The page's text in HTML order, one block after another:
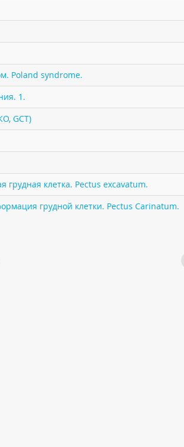
Poland syndrome.
1.
GCT)
клетка. Pectus excavatum.
грудной клетки. Pectus Carinatum.